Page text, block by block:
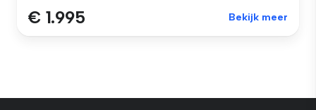
€ 1.995 Bekijk meer